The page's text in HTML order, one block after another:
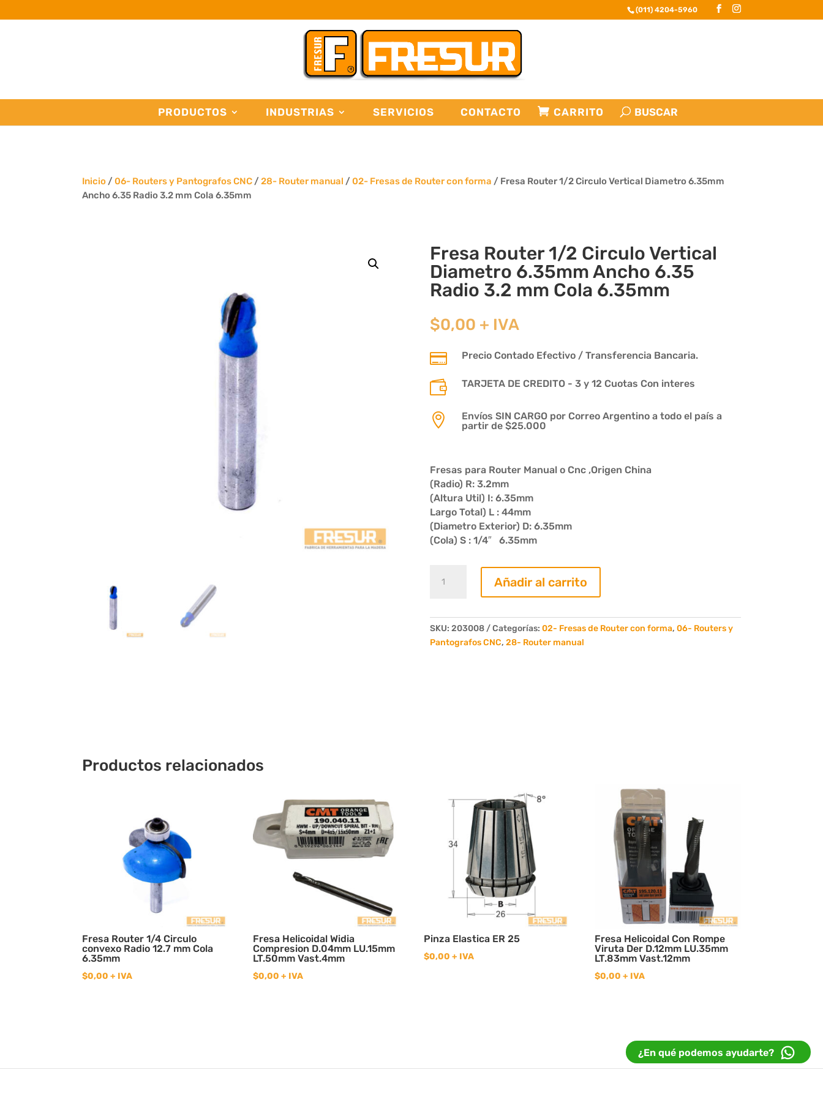
(011) 4204-5960
PRODUCTOS INDUSTRIAS SERVICIOS CONTACTO CARRITO
Inicio /06- Routers y Pantografos CNC /28- Router manual /02- Fresas de Router con forma / Fresa Router 1/2 Circulo Vertical Diametro 6.35mm
Ancho 6.35 Radio 3.2 mm Cola 6.35mm
Fresa Router 1/2 Circulo Vertical
Diametro 6.35mm Ancho 6.35
Radio 3.2 mm Cola 6.35mm
$0,00 + IVA
 Precio Contado Efectivo / Transferencia Bancaria.
 TARJETA DE CREDITO - 3 y 12 Cuotas Con interes

Envíos SIN CARGO por Correo Argentino a todo el país a
partir de $25.000
Fresas para Router Manual o Cnc ,Origen China
(Radio) R: 3.2mm
(Altura Util) I: 6.35mm
Largo Total) L : 44mm
(Diametro Exterior) D: 6.35mm
(Cola) S : 1/4″ 6.35mm
Router
Vertical
Diametro
Añadir al carrito
SKU: 203008 Categorías: 02- Fresas de Router con forma, 06- Routers y
Pantografos CNC, 28- Router manual
Productos relacionados
Fresa Router 1/4 Circulo
convexo Radio 12.7 mm Cola
6.35mm
$0,00 + IVA
Fresa Helicoidal Widia
Compresion D.04mm LU.15mm
LT.50mm Vast.4mm
$0,00 + IVA
Pinza Elastica ER 25
$0,00 + IVA
Fresa Helicoidal Con Rompe
Viruta Der D.12mm LU.35mm
LT.83mm Vast.12mm
$0,00 + IVA
¿En qué podemos ayudarte?